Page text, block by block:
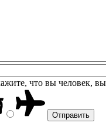
что вы человек,